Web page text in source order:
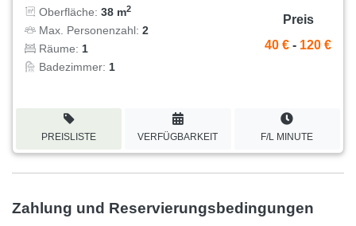
Oberfläche: 38 m2
Max. Personenzahl: 2
Räume: 1
Badezimmer: 1
Preis
40 € - 120 €
PREISLISTE VERFÜGBARKEIT F/L MINUTE
Zahlung und Reservierungsbedingungen